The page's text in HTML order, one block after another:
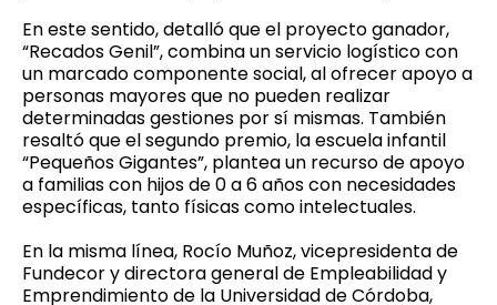
En este sentido, detalló que el proyecto ganador,
“Recados Genil”, combina un servicio logístico con
un marcado componente social, al ofrecer apoyo a
personas mayores que no pueden realizar
determinadas gestiones por sí mismas. También
resaltó que el segundo premio, la escuela infantil
“Pequeños Gigantes”, plantea un recurso de apoyo
a familias con hijos de 0 a 6 años con necesidades
específicas, tanto físicas como intelectuales.
En la misma línea, Rocío Muñoz, vicepresidenta de
Fundecor y directora general de Empleabilidad y
Emprendimiento de la Universidad de Córdoba,